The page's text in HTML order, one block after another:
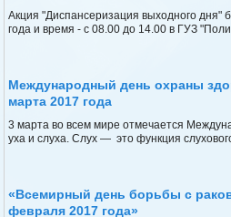
Акция "Диспансеризация выходного дня"
года и время - с 08.00 до 14.00 в ГУЗ
Международный день охраны
марта 2017 года
3 марта во всем мире отмечается
уха и слуха. Слух — это функция
«Всемирный день борьбы с
февраля 2017 года»